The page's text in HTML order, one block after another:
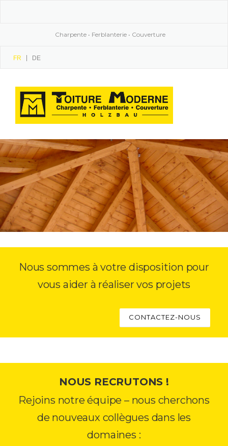
Charpente • Ferblanterie • Couverture
FR DE
Nous sommes à votre disposition pour
vous aider à réaliser vos projets
CONTACTEZ-NOUS
NOUS RECRUTONS !
Rejoins notre équipe – nous cherchons
de nouveaux collègues dans les
domaines :